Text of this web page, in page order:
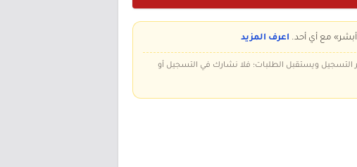
مع أي أحد. اعرف المزيد
التسجيل ويستقبل الطلبات؛ فلا نشارك في التسجيل أو